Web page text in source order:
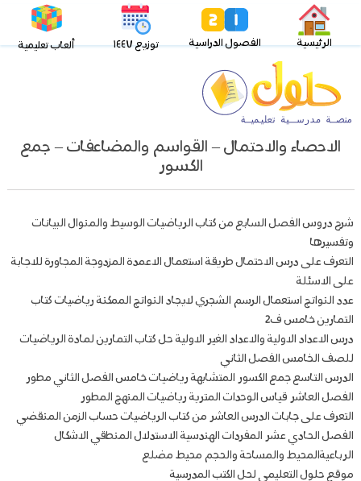
الرئيسية الفصول الدراسية توزيع ١٤٤٧ ألعاب تعليمية
الاحصاء والاحتمال – القواسم والمضاعفات – جمع
الكسور
شرح دروس الفصل السابع من كتاب الرياضيات الوسيط والمنوال البيانات
وتفسيرها
التعرف على درس الاحتمال طريقة استعمال الاعمدة المزدوجة المجاورة للاجابة
على الاسئلة
عدد النواتج استعمال الرسم الشجري لايجاد النواتج الممكنة رياضيات كتاب
التمارين خامس ف2
درس الاعداد الاولية والاعداد الغير الاولية حل كتاب التمارين لمادة الرياضيات
للصف الخامس الفصل الثاني
الدرس التاسع جمع الكسور المتشابهة رياضيات خامس الفصل الثاني مطور
الفصل العاشر قياس الوحدات المترية رياضيات المنهج المطور
التعرف على جابات الدرس العاشر من كتاب الرياضيات حساب الزمن المنقضي
الفصل الحادي عشر المفردات الهندسية الاستدلال المنطقي الاشكال
الرباعيةالمحيط والمساحة والحجم محيط مضلع
موقع حلول التعليمي لحل الكتب المدرسية